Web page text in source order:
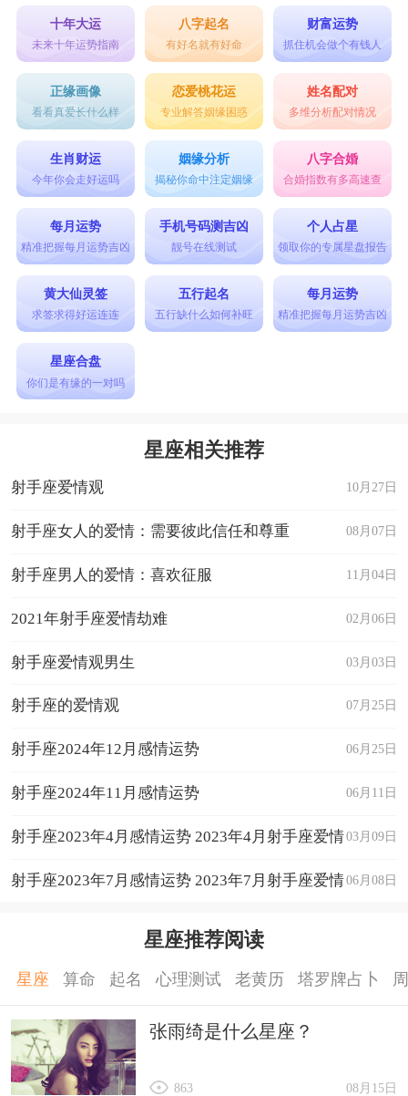
十年大运
未来十年运势指南
八字起名
有好名就有好命
财富运势
抓住机会做个有钱人
正缘画像
看看真爱长什么样
恋爱桃花运
专业解答姻缘困惑
姓名配对
多维分析配对情况
生肖财运
今年你会走好运吗
姻缘分析
揭秘你命中注定姻缘
八字合婚
合婚指数有多高速查
每月运势
精准把握每月运势吉凶
手机号码测吉凶
靓号在线测试
个人占星
领取你的专属星盘报告
黄大仙灵签
求签求得好运连连
五行起名
五行缺什么如何补旺
每月运势
精准把握每月运势吉凶
星座合盘
你们是有缘的一对吗
星座相关推荐
10月27日
射手座爱情观
08月07日
射手座女人的爱情：需要彼此信任和尊重
11月04日
射手座男人的爱情：喜欢征服
02月06日
2021年射手座爱情劫难
03月03日
射手座爱情观男生
07月25日
射手座的爱情观
06月25日
射手座2024年12月感情运势
06月11日
射手座2024年11月感情运势
03月09日
射手座2023年4月感情运势 2023年4月射手座爱情
运程详解 06月08日
射手座2023年7月感情运势 2023年7月射手座爱情
星座推荐阅读
星座 算命 起名 心理测试 老黄历 塔罗牌占卜
张雨绮是什么星座？
08月15日
863